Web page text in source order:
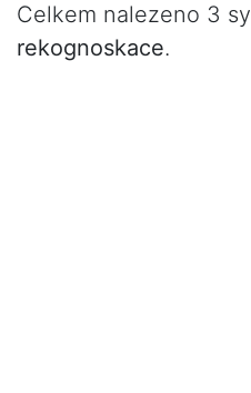
Celkem nalezeno 3
rekognoskace.